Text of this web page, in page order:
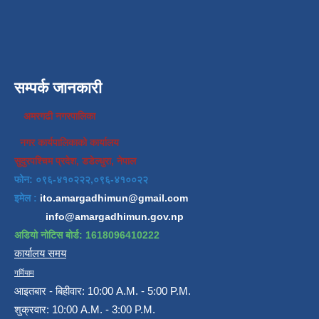
सम्पर्क जानकारी
अमरगढी नगरपालिका
नगर कार्यपालिकाको कार्यालय
सुदुरपश्चिम प्रदेश, डडेल्धुरा, नेपाल
फोन: ०९६-४१०२२२,०९६-४१००२२
इमेल : ito.amargadhimun@gmail.com
info@amargadhimun.gov.np
अडियो नोटिस बोर्ड: 1618096410222
कार्यालय समय
गर्मियाम
आइतबार - बिहीवार: 10:00 A.M. - 5:00 P.M.
शुक्रवार: 10:00 A.M. - 3:00 P.M.